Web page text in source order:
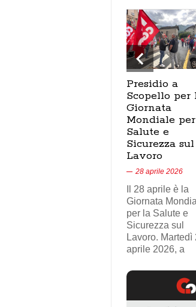
Presidio a
Scopello per
Giornata
Mondiale
Salute e
Sicurezza sul
Lavoro
28 aprile 2026
Il 28 aprile è la
Giornata
per la Salute e
Sicurezza sul
Lavoro. Martedì
aprile 2026, a